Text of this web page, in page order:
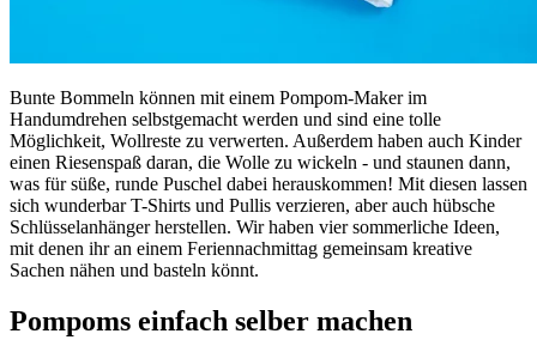
Bunte Bommeln können mit einem Pompom-Maker im
Handumdrehen selbstgemacht werden und sind eine tolle
Möglichkeit, Wollreste zu verwerten. Außerdem haben auch Kinder
einen Riesenspaß daran, die Wolle zu wickeln - und staunen dann,
was für süße, runde Puschel dabei herauskommen! Mit diesen lassen
sich wunderbar T-Shirts und Pullis verzieren, aber auch hübsche
Schlüsselanhänger herstellen. Wir haben vier sommerliche Ideen,
mit denen ihr an einem Feriennachmittag gemeinsam kreative
Sachen nähen und basteln könnt.
Pompoms einfach selber machen